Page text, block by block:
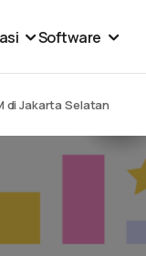
Software
di Jakarta Selatan